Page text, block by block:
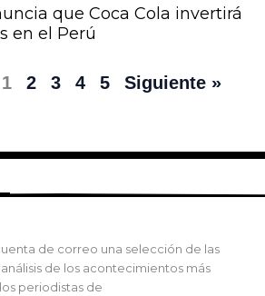
que Coca Cola invertirá
en el Perú
1 2 3 4 5 Siguiente »
de correo una selección de las
de los acontecimientos más
periodistas de